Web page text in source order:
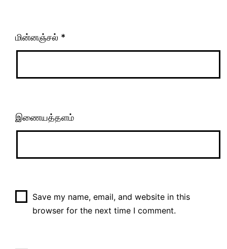
மின்னஞ்சல் *
இணையத்தளம்
Save my name, email, and website in this
browser for the next time I comment.